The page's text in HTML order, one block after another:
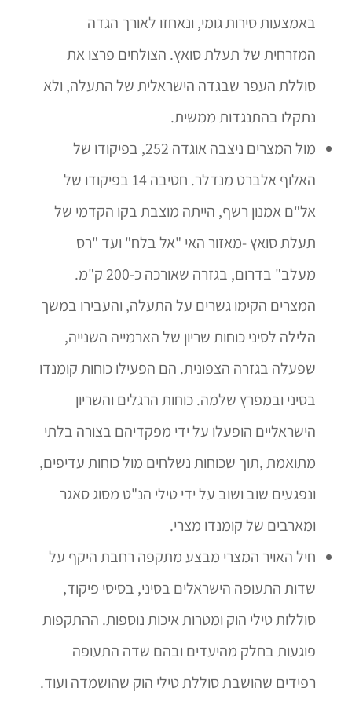
באמצעות סירות גומי, ונאחזו לאורך הגדה
המזרחית של תעלת סואץ. הצולחים פרצו את
סוללת העפר שבגדה הישראלית של התעלה, ולא
נתקלו בהתנגדות ממשית.
מול המצרים ניצבה אוגדה 252, בפיקודו של
האלוף אלברט מנדלר. חטיבה 14 בפיקודו של
אל"ם אמנון רשף, הייתה מוצבת בקו הקדמי של
תעלת סואץ -מאזור האי "אל בלח" ועד "רס
מעלב" בדרום, בגזרה שאורכה כ-200 ק"מ.
המצרים הקימו גשרים על התעלה, והעבירו במשך
הלילה לסיני כוחות שריון של הארמייה השנייה,
שפעלה בגזרה הצפונית. הם הפעילו כוחות קומנדו
בסיני ובמפרץ שלמה. כוחות הרגלים והשריון
הישראליים הופעלו על ידי מפקדיהם בצורה בלתי
מתואמת ,תוך שכוחות נשלחים מול כוחות עדיפים,
ונפגעים שוב ושוב על ידי טילי הנ"ט מסוג סאגר
ומארבים של קומנדו מצרי.
חיל האויר המצרי מבצע מתקפה רחבת היקף על
שדות התעופה הישראלים בסיני, בסיסי פיקוד,
סוללות טילי הוק ומטרות איכות נוספות. ההתקפות
פוגעות בחלק מהיעדים ובהם שדה התעופה
רפידים שהושבת סוללת טילי הוק שהושמדה ועוד.